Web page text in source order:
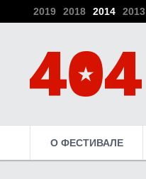
2019 2018 2014 2013
О ФЕСТИВАЛЕ